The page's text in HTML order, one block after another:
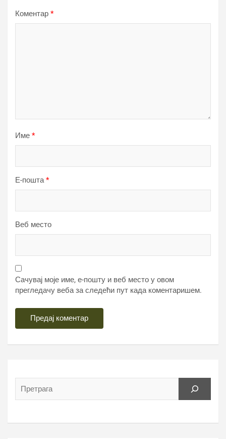
Коментар *
Име *
Е-пошта*
Веб место
Сачувај моје име, е-пошту и веб место у овом
прегледачу веба за следећи пут када коментаришем.